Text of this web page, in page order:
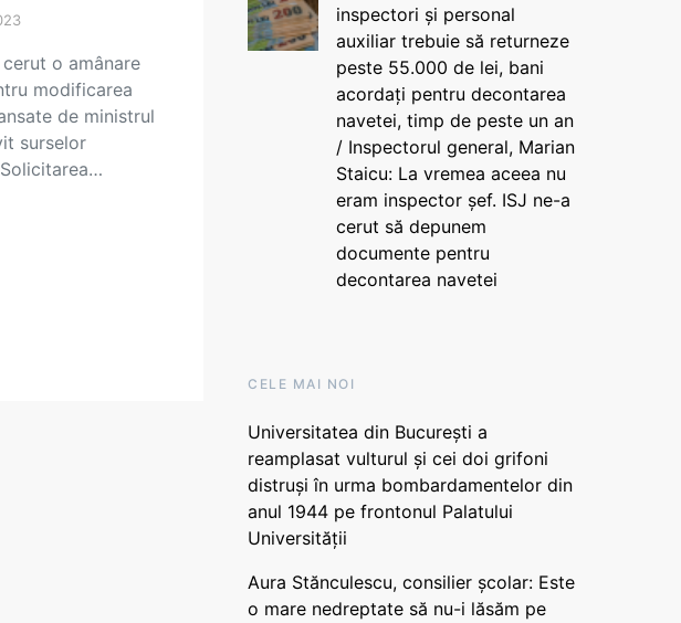
o amânare
modificarea
de ministrul
surselor
inspectori și personal
auxiliar trebuie să returneze
peste 55.000 de lei, bani
acordați pentru decontarea
navetei, timp de peste un an
/ Inspectorul general, Marian
Staicu: La vremea aceea nu
eram inspector șef. ISJ ne-a
cerut să depunem
documente pentru
decontarea navetei
CELE MAI NOI
Universitatea din București a
reamplasat vulturul și cei doi grifoni
distruși în urma bombardamentelor din
anul 1944 pe frontonul Palatului
Universității
Aura Stănculescu, consilier școlar: Este
o mare nedreptate să nu-i lăsăm pe